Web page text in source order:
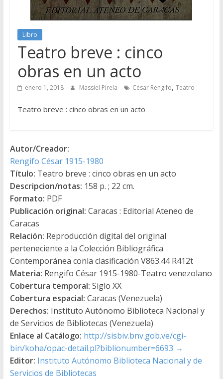
Libro
Teatro breve : cinco
obras en un acto
enero 1, 2018 Massiel Pirela César Rengifo, Teatro
Teatro breve : cinco obras en un acto
Autor/Creador:
Rengifo César 1915-1980
Título: Teatro breve : cinco obras en un acto
Descripcion/notas: 158 p. ; 22 cm.
Formato: PDF
Publicación original: Caracas : Editorial Ateneo de
Caracas
Relación: Reproducción digital del original
perteneciente a la Colección Bibliográfica
Contemporánea conla clasificación V863.44 R412t
Materia: Rengifo César 1915-1980-Teatro venezolano
Cobertura temporal: Siglo XX
Cobertura espacial: Caracas (Venezuela)
Derechos: Instituto Autónomo Biblioteca Nacional y
de Servicios de Bibliotecas (Venezuela)
Enlace al Catálogo: http://sisbiv.bnv.gob.ve/cgi-
bin/koha/opac-detail.pl?biblionumber=6693 →
Editor: Instituto Autónomo Biblioteca Nacional y de
Servicios de Bibliotecas